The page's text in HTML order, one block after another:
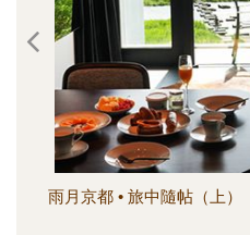
合作與代言
訂閱電子報
雨月京都 • 旅中隨帖（上）